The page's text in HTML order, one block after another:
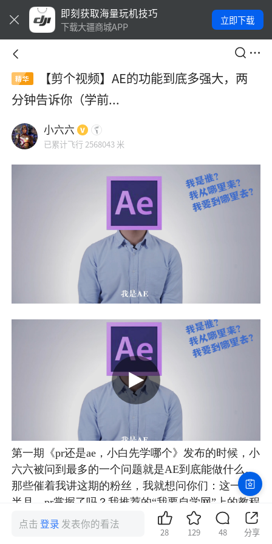
即刻获取海量玩机技巧
下载大疆商城APP
立即下载
精华
【剪个视频】AE的功能到底多强大，两
分钟告诉你（学前...
小六六
已累计飞行 2568043 米
第一期《pr还是ae，小白先学哪个》发布的时候，小
六六被问到最多的一个问题就是AE到底能做什么。
那些催着我讲这期的粉丝，我就想问你们：这一个
半月，pr掌握了吗？我推荐的“我要自学网”上的教程
都学完了吗？没有的话学完pr再来学ae，你的最终目
标是剪视频不是在朋友圈里面装逼，OK？
点击登录 发表你的看法
28 129 48 分享